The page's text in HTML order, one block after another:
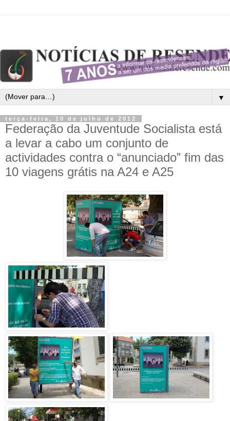
▼
terça-feira, 10 de julho de 2012
Federação da Juventude Socialista está
a levar a cabo um conjunto de
actividades contra o “anunciado” fim das
10 viagens grátis na A24 e A25